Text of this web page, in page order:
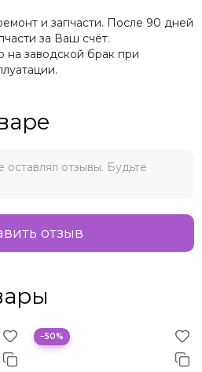
и запчасти. После 90 дней
за Ваш счёт.
на заводской брак при
отзывы. Будьте
отзыв
−50%